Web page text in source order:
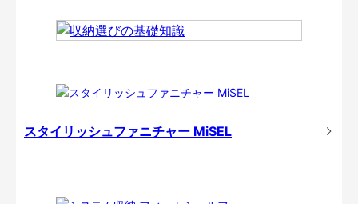
スタイリッシュファニチャー MiSEL